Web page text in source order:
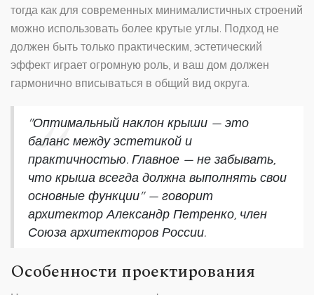
тогда как для современных минималистичных строений
можно использовать более крутые углы. Подход не
должен быть только практическим, эстетический
эффект играет огромную роль, и ваш дом должен
гармонично вписываться в общий вид округа.
"Оптимальный наклон крыши — это
баланс между эстетикой и
практичностью. Главное — не забывать,
что крыша всегда должна выполнять свои
основные функции" — говорит
архитектор Александр Петренко, член
Союза архитекторов России.
Особенности проектирования